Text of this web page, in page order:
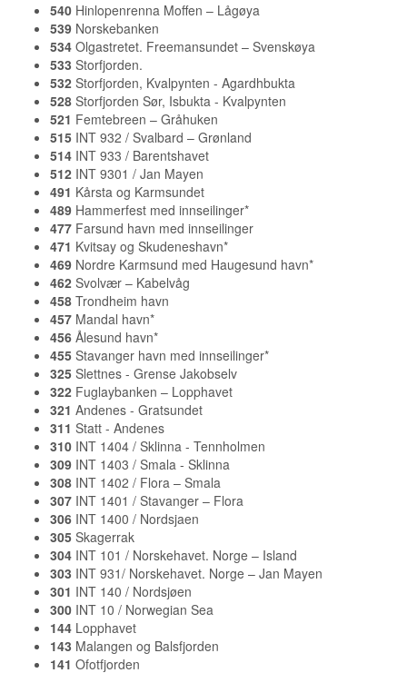
540 Hinlopenrenna Moffen – Lågøya
539 Norskebanken
534 Olgastretet. Freemansundet – Svenskøya
533 Storfjorden.
532 Storfjorden, Kvalpynten - Agardhbukta
528 Storfjorden Sør, Isbukta - Kvalpynten
521 Femtebreen – Gråhuken
515 INT 932 / Svalbard – Grønland
514 INT 933 / Barentshavet
512 INT 9301 / Jan Mayen
491 Kårsta og Karmsundet
489 Hammerfest med innseilinger*
477 Farsund havn med innseilinger
471 Kvitsay og Skudeneshavn*
469 Nordre Karmsund med Haugesund havn*
462 Svolvær – Kabelvåg
458 Trondheim havn
457 Mandal havn*
456 Ålesund havn*
455 Stavanger havn med innseilinger*
325 Slettnes - Grense Jakobselv
322 Fuglaybanken – Lopphavet
321 Andenes - Gratsundet
311 Statt - Andenes
310 INT 1404 / Sklinna - Tennholmen
309 INT 1403 / Smala - Sklinna
308 INT 1402 / Flora – Smala
307 INT 1401 / Stavanger – Flora
306 INT 1400 / Nordsjaen
305 Skagerrak
304 INT 101 / Norskehavet. Norge – Island
303 INT 931/ Norskehavet. Norge – Jan Mayen
301 INT 140 / Nordsjøen
300 INT 10 / Norwegian Sea
144 Lopphavet
143 Malangen og Balsfjorden
141 Ofotfjorden